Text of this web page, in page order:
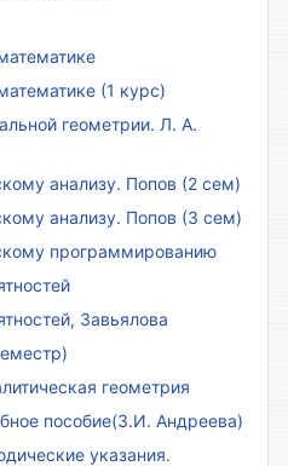
(1 курс)
геометрии. Л. А.
анализу. Попов (2 сем)
анализу. Попов (3 сем)
программированию
Завьялова
геометрия
пособие(З.И. Андреева)
указания.